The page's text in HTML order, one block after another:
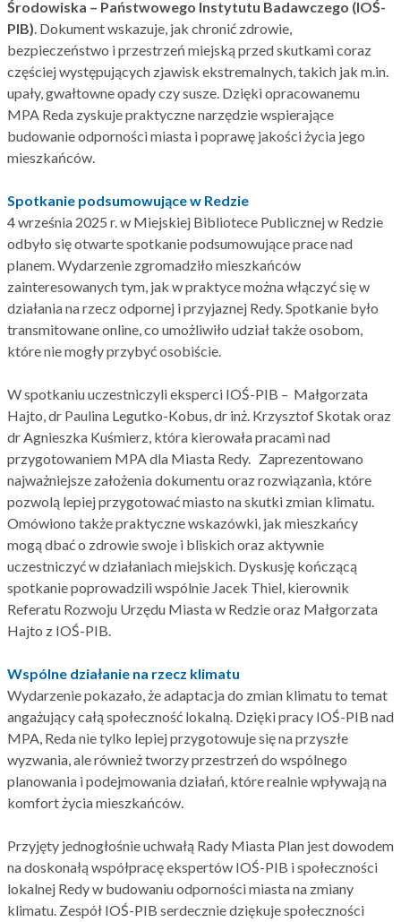
Środowiska – Państwowego Instytutu Badawczego (IOŚ-
PIB). Dokument wskazuje, jak chronić zdrowie,
bezpieczeństwo i przestrzeń miejską przed skutkami coraz
częściej występujących zjawisk ekstremalnych, takich jak m.in.
upały, gwałtowne opady czy susze. Dzięki opracowanemu
MPA Reda zyskuje praktyczne narzędzie wspierające
budowanie odporności miasta i poprawę jakości życia jego
mieszkańców.
Spotkanie podsumowujące w Redzie
4 września 2025 r. w Miejskiej Bibliotece Publicznej w Redzie
odbyło się otwarte spotkanie podsumowujące prace nad
planem. Wydarzenie zgromadziło mieszkańców
zainteresowanych tym, jak w praktyce można włączyć się w
działania na rzecz odpornej i przyjaznej Redy. Spotkanie było
transmitowane online, co umożliwiło udział także osobom,
które nie mogły przybyć osobiście.
W spotkaniu uczestniczyli eksperci IOŚ-PIB – Małgorzata
Hajto, dr Paulina Legutko-Kobus, dr inż. Krzysztof Skotak oraz
dr Agnieszka Kuśmierz, która kierowała pracami nad
przygotowaniem MPA dla Miasta Redy. Zaprezentowano
najważniejsze założenia dokumentu oraz rozwiązania, które
pozwolą lepiej przygotować miasto na skutki zmian klimatu.
Omówiono także praktyczne wskazówki, jak mieszkańcy
mogą dbać o zdrowie swoje i bliskich oraz aktywnie
uczestniczyć w działaniach miejskich. Dyskusję kończącą
spotkanie poprowadzili wspólnie Jacek Thiel, kierownik
Referatu Rozwoju Urzędu Miasta w Redzie oraz Małgorzata
Hajto z IOŚ-PIB.
Wspólne działanie na rzecz klimatu
Wydarzenie pokazało, że adaptacja do zmian klimatu to temat
angażujący całą społeczność lokalną. Dzięki pracy IOŚ-PIB nad
MPA, Reda nie tylko lepiej przygotowuje się na przyszłe
wyzwania, ale również tworzy przestrzeń do wspólnego
planowania i podejmowania działań, które realnie wpływają na
komfort życia mieszkańców.
Przyjęty jednogłośnie uchwałą Rady Miasta Plan jest dowodem
na doskonałą współpracę ekspertów IOŚ-PIB i społeczności
lokalnej Redy w budowaniu odporności miasta na zmiany
klimatu. Zespół IOŚ-PIB serdecznie dziękuje społeczności